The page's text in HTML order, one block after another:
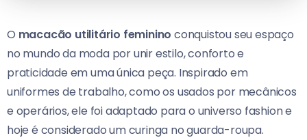
O macacão utilitário feminino conquistou seu espaço
no mundo da moda por unir estilo, conforto e
praticidade em uma única peça. Inspirado em
uniformes de trabalho, como os usados por mecânicos
e operários, ele foi adaptado para o universo fashion e
hoje é considerado um curinga no guarda-roupa.